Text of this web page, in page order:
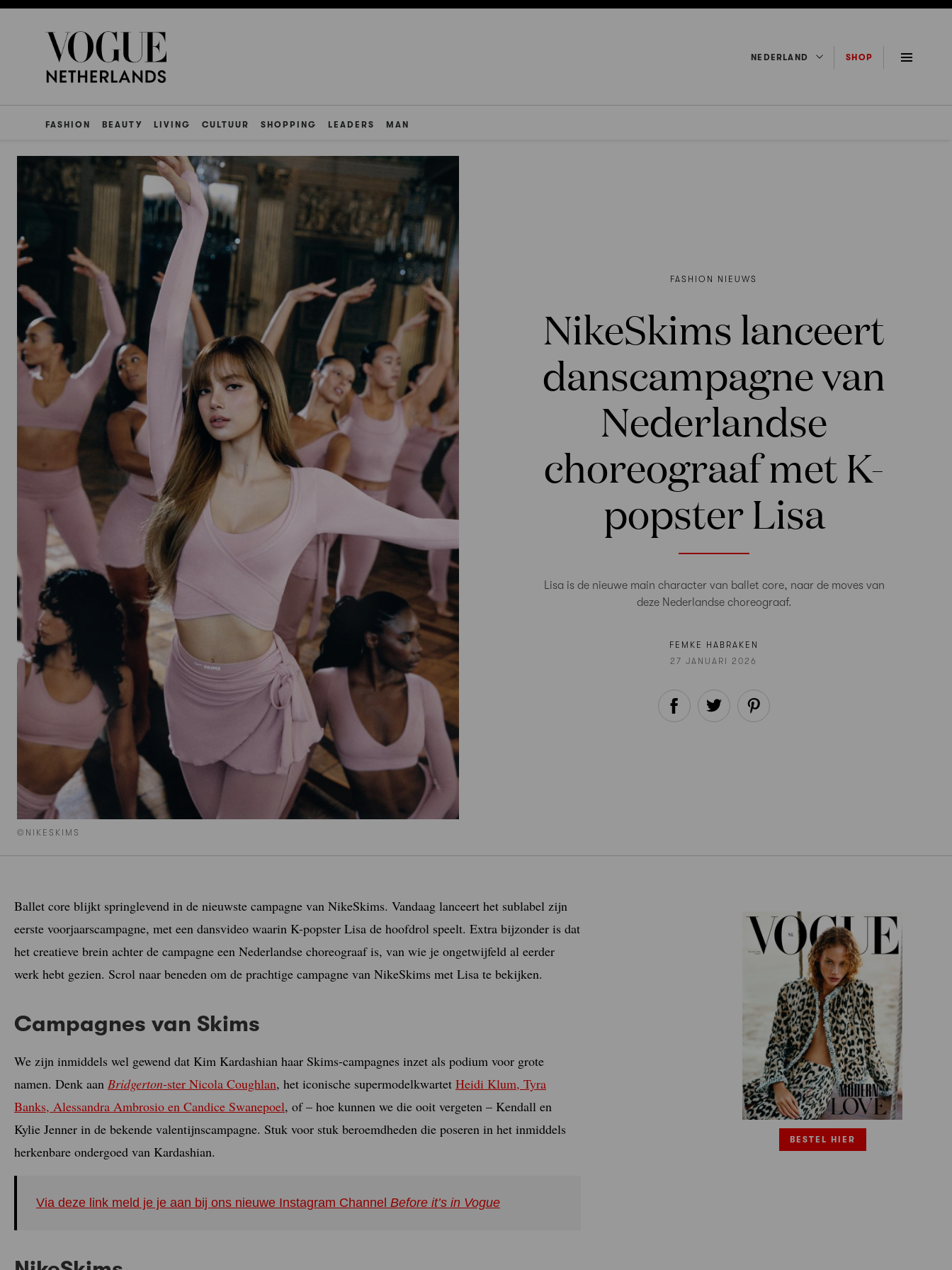
NEDERLAND SHOP
FASHION BEAUTY LIVING CULTUUR SHOPPING LEADERS MAN
©NIKESKIMS
FASHION NIEUWS
NikeSkims lanceert
danscampagne van
Nederlandse
choreograaf met K-
popster Lisa
Lisa is de nieuwe main character van ballet core, naar de moves van
deze Nederlandse choreograaf.
FEMKE HABRAKEN
27 JANUARI 2026
Ballet core blijkt springlevend in de nieuwste campagne van NikeSkims. Vandaag lanceert het sublabel zijn
eerste voorjaarscampagne, met een dansvideo waarin K-popster Lisa de hoofdrol speelt. Extra bijzonder is dat
het creatieve brein achter de campagne een Nederlandse choreograaf is, van wie je ongetwijfeld al eerder
werk hebt gezien. Scrol naar beneden om de prachtige campagne van NikeSkims met Lisa te bekijken.
Campagnes van Skims
We zijn inmiddels wel gewend dat Kim Kardashian haar Skims-campagnes inzet als podium voor grote
namen. Denk aan Bridgerton-ster Nicola Coughlan, het iconische supermodelkwartet Heidi Klum, Tyra
Banks, Alessandra Ambrosio en Candice Swanepoel, of – hoe kunnen we die ooit vergeten – Kendall en
Kylie Jenner in de bekende valentijnscampagne. Stuk voor stuk beroemdheden die poseren in het inmiddels
herkenbare ondergoed van Kardashian.
Via deze link meld je je aan bij ons nieuwe Instagram Channel Before it’s in Vogue
BESTEL HIER